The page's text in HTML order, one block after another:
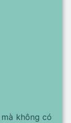
không có